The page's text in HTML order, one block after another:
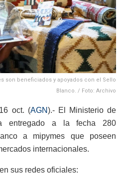
son beneficiados y apoyados con el Sello
Blanco. / Foto: Archivo
oct. (AGN).- El Ministerio de
entregado a la fecha 280
a mipymes que poseen
internacionales.
sus redes oficiales: